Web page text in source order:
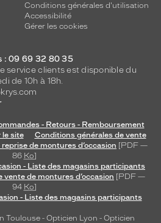
Conditions générales d'utilisation
Accessibilité
Gérer les cookies
: 09 69 32 80 35
service clients est disponible du
de 10h à 18h.
- Retours - Remboursement
le site
Conditions générales de vente
de montures d’occasion [PDF —
86 Ko]
- Liste des magasins participants
de montures d’occasion [PDF —
94 Ko]
- Liste des magasins participants
Toulouse- Opticien Lyon - Opticien